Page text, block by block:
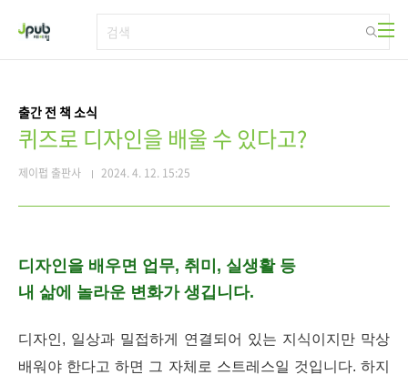
출간 전 책 소식
퀴즈로 디자인을 배울 수 있다고?
제이펍 출판사 2024. 4. 12. 15:25
디자인을 배우면 업무, 취미, 실생활 등
내 삶에 놀라운 변화가 생깁니다.
디자인, 일상과 밀접하게 연결되어 있는 지식이지만 막상
배워야 한다고 하면 그 자체로 스트레스일 것입니다. 하지